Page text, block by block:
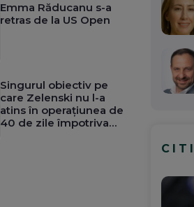
Emma Răducanu s-a
retras de la US Open
Singurul obiectiv pe
care Zelenski nu l-a
atins în operațiunea de
40 de zile împotriva